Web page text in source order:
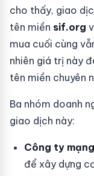
cho thấy, giao
tên miền sif.org
mua cuối cùng
nhiên giá trị này
tên miền chuyên
Ba nhóm doanh
giao dịch này:
Công ty
để xây dựng